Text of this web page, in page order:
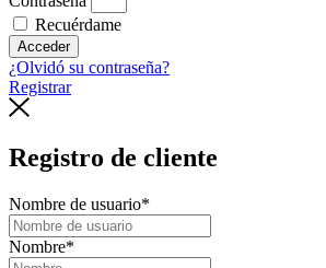
Recuérdame
Acceder
¿Olvidó su contraseña?
Registrar
Registro de cliente
Nombre de usuario*
Nombre*